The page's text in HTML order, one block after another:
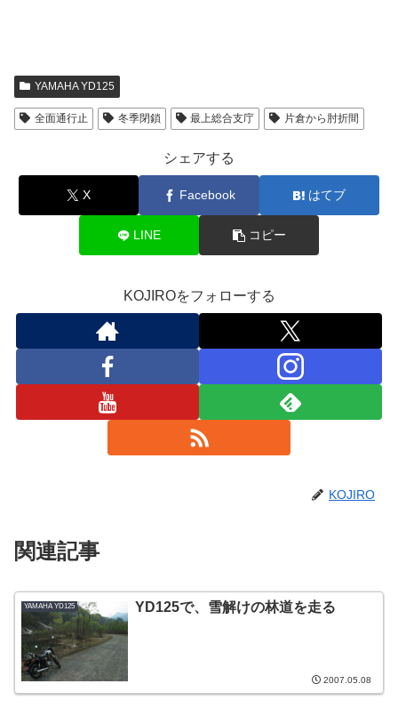
YAMAHA YD125
全面通行止 冬季閉鎖 最上総合支庁 片倉から肘折間
シェアする
X Facebook はてブ
LINE コピー
KOJIROをフォローする
KOJIRO
関連記事
YAMAHA YD125 YD125で、雪解けの林道を走る
2007.05.08